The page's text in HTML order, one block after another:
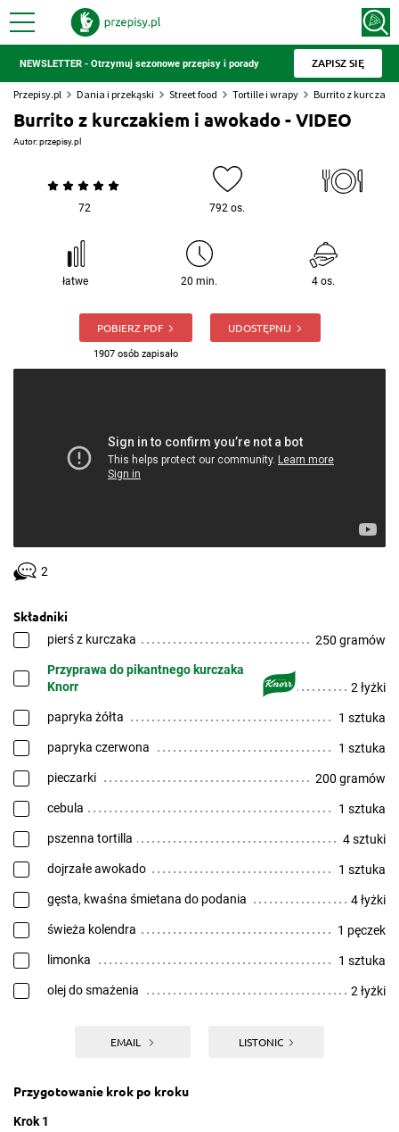
NEWSLETTER - Otrzymuj sezonowe przepisy i porady ZAPISZ SIĘ
Przepisy.pl Dania i przekąski Street food Tortille i wrapy Burrito z
Burrito z kurczakiem i awokado - VIDEO
Autor:przepisy.pl
72 792 os.
łatwe 20 min. 4 os.
POBIERZ PDF
1907 osób zapisało
UDOSTĘPNIJ
2
Składniki
pierś z kurczaka 250 gramów
Przyprawa do pikantnego kurczaka
Knorr
2 łyżki
papryka żółta 1 sztuka
papryka czerwona 1 sztuka
pieczarki 200 gramów
cebula 1 sztuka
pszenna tortilla 4 sztuki
dojrzałe awokado 1 sztuka
gęsta, kwaśna śmietana do podania 4 łyżki
świeża kolendra 1 pęczek
limonka 1 sztuka
olej do smażenia 2 łyżki
EMAIL LISTONIC
Przygotowanie krok po kroku
Krok 1